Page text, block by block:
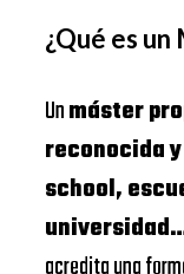
¿Qué es
Unmáster
reconocida
school,